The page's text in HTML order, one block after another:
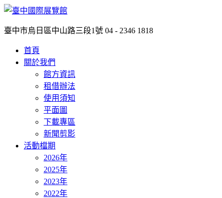
臺中市烏日區中山路三段1號 04 - 2346 1818
首頁
關於我們
館方資訊
租借辦法
使用須知
平面圖
下載專區
新聞剪影
活動檔期
2026年
2025年
2023年
2022年